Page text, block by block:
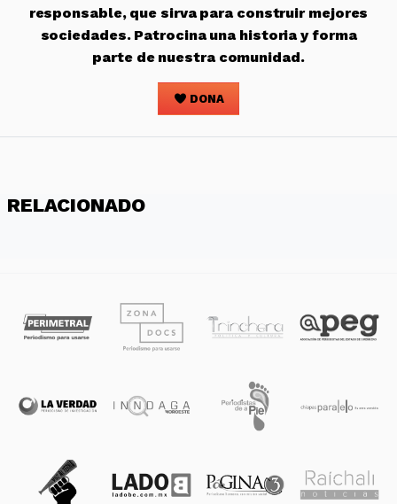
responsable, que sirva para construir mejores
sociedades. Patrocina una historia y forma
parte de nuestra comunidad.
DONA
RELACIONADO